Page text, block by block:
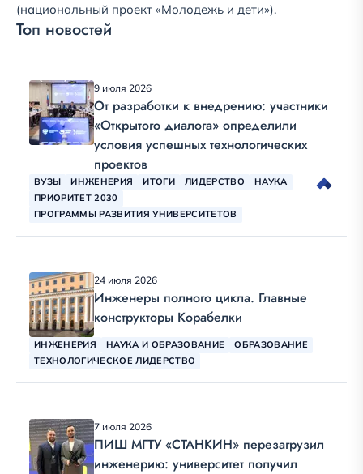
(национальный проект «Молодежь и дети»).
Топ новостей
9 июля 2026
От разработки к внедрению: участники
«Открытого диалога» определили
условия успешных технологических
проектов
ВУЗЫ ИНЖЕНЕРИЯ ИТОГИ ЛИДЕРСТВО
НАУКА
ПРИОРИТЕТ 2030
ПРОГРАММЫ РАЗВИТИЯ УНИВЕРСИТЕТОВ
24 июля 2026
Инженеры полного цикла. Главные
конструкторы Корабелки
ИНЖЕНЕРИЯ НАУКА И ОБРАЗОВАНИЕ
ОБРАЗОВАНИЕ
ТЕХНОЛОГИЧЕСКОЕ ЛИДЕРСТВО
7 июля 2026
ПИШ МГТУ «СТАНКИН» перезагрузил
инженерию: университет получил